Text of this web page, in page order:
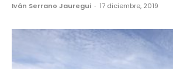
Iván Serrano Jauregui - 17 diciembre, 2019